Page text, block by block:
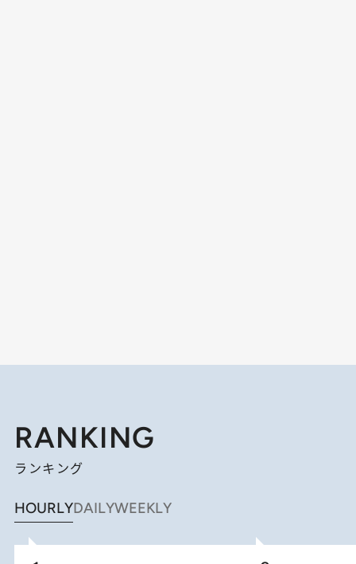
RANKING
ランキング
HOURLYDAILYWEEKLY